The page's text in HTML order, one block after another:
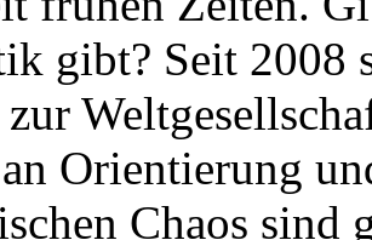
gibt? Seit 2008
Orientierung
Chaos sind